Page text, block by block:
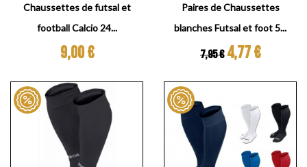
Chaussettes de futsal et
football Calcio 24...
Prix
9,00 €
Paires de Chaussettes
blanches Futsal et foot 5...
Prix de base
7,95 € Prix
4,77 €